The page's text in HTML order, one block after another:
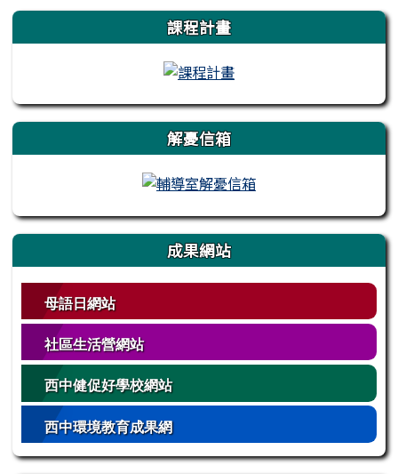
左邊區域內容 課程計畫
解憂信箱
成果網站
母語日網站
社區生活營網站
西中健促好學校網站
西中環境教育成果網